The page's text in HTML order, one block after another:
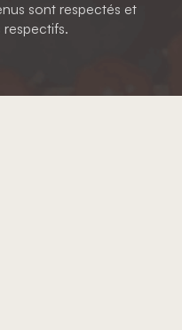
sont respectés et
respectifs.